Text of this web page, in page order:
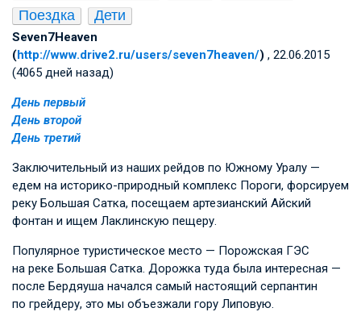
Поездка
Дети
Seven7Heaven
(http://www.drive2.ru/users/seven7heaven/) , 22.06.2015
(4065 дней назад)
День первый
День второй
День третий
Заключительный из наших рейдов по Южному Уралу —
едем на историко-природный комплекс Пороги, форсируем
реку Большая Сатка, посещаем артезианский Айский
фонтан и ищем Лаклинскую пещеру.
Популярное туристическое место — Порожская ГЭС
на реке Большая Сатка. Дорожка туда была интересная —
после Бердяуша начался самый настоящий серпантин
по грейдеру, это мы объезжали гору Липовую.